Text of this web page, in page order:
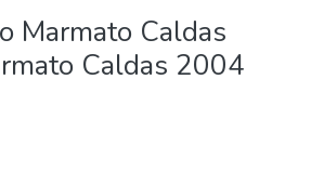
Marmato Caldas
Caldas 2004